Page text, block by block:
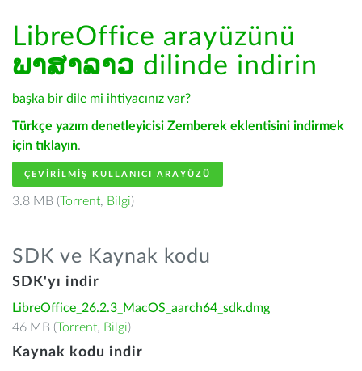
LibreOffice arayüzünü
ພາສາລາວ dilinde indirin
başka bir dile mi ihtiyacınız var?
Türkçe yazım denetleyicisi Zemberek eklentisini indirmek
için tıklayın.
ÇEVIRILMIŞ KULLANICI ARAYÜZÜ
3.8 MB (Torrent, Bilgi)
SDK ve Kaynak kodu
SDK'yı indir
LibreOffice_26.2.3_MacOS_aarch64_sdk.dmg
46 MB (Torrent, Bilgi)
Kaynak kodu indir